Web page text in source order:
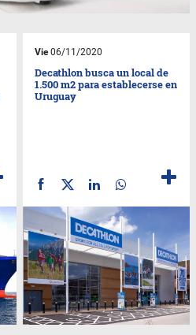
Vie06/11/2020
Decathlon busca un local de
1.500 m2 para establecerse en
Uruguay